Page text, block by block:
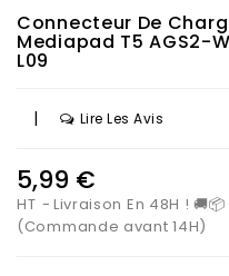
Connecteur De
Mediapad T5 AGS2-
L09
| Lire Les Avis
5,99 €
HT
Livraison En 48H !
(Commande avant 14H)